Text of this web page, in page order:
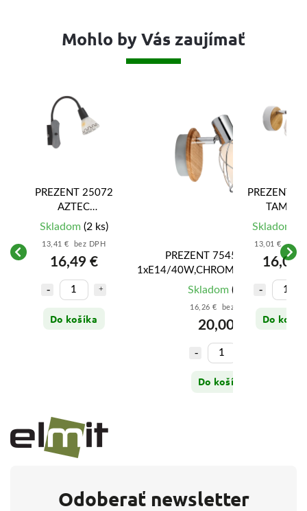
Mohlo by Vás zaujímať
PREZENT 25072
AZTEC
1xE14/40W,
Skladom (2 ks)
13,41 € bez DPH
16,49 €
Do košíka
PREZENT 75450 PADRE
1xE14/40W,CHROME,LIGHT,WHITE
Skladom (2 ks)
16,26 € bez DPH
20,00 €
Do košíka
PREZENT
TAMETA
1xE14/
WOOD
Skladom
13,01 € bez
16,00
Do
Odoberať newsletter